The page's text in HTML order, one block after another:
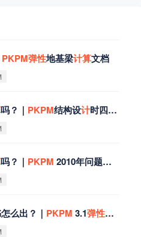
PKPM弹性地基梁计算文档
吗？｜ PKPM结构设计时四种
吗？｜ PKPM 2010年问题解答汇总
么出？｜ PKPM 3.1弹性时程分